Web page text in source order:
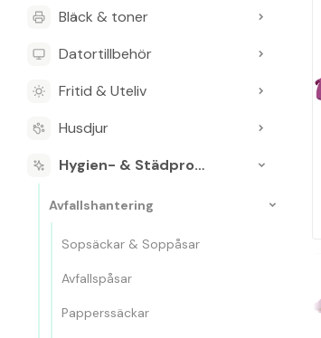
Bläck & toner
Datortillbehör
Fritid & Uteliv
Husdjur
Hygien- & Städprodukter
Avfallshantering
Sopsäckar & Soppåsar
Avfallspåsar
Papperssäckar